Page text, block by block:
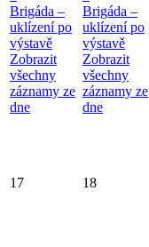
Brigáda –
uklízení po
výstavě
Zobrazit
všechny
záznamy ze
dne
Brigáda –
uklízení po
výstavě
Zobrazit
všechny
záznamy ze
dne
17 18